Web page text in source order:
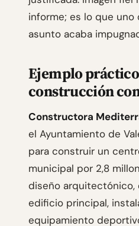
informe; es lo que uno
asunto acaba
Ejemplo
construcción
Constructora
el Ayuntamiento de
para construir un
municipal por 2,8
diseño
edificio principal,
equipamiento